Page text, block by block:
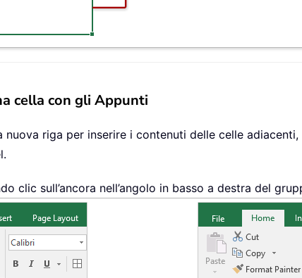
cella con gli Appunti
nuova riga per inserire i contenuti delle celle
clic sull’ancora nell’angolo in basso a destra del